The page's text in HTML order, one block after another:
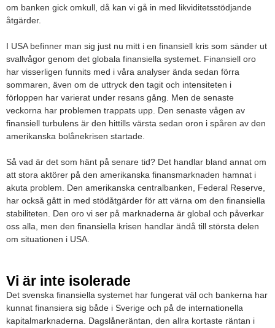
om banken gick omkull, då kan vi gå in med likviditetsstödjande
åtgärder.
I USA befinner man sig just nu mitt i en finansiell kris som sänder ut
svallvågor genom det globala finansiella systemet. Finansiell oro
har visserligen funnits med i våra analyser ända sedan förra
sommaren, även om de uttryck den tagit och intensiteten i
förloppen har varierat under resans gång. Men de senaste
veckorna har problemen trappats upp. Den senaste vågen av
finansiell turbulens är den hittills värsta sedan oron i spåren av den
amerikanska bolånekrisen startade.
Så vad är det som hänt på senare tid? Det handlar bland annat om
att stora aktörer på den amerikanska finansmarknaden hamnat i
akuta problem. Den amerikanska centralbanken, Federal Reserve,
har också gått in med stödåtgärder för att värna om den finansiella
stabiliteten. Den oro vi ser på marknaderna är global och påverkar
oss alla, men den finansiella krisen handlar ändå till största delen
om situationen i USA.
Vi är inte isolerade
Det svenska finansiella systemet har fungerat väl och bankerna har
kunnat finansiera sig både i Sverige och på de internationella
kapitalmarknaderna. Dagslåneräntan, den allra kortaste räntan i